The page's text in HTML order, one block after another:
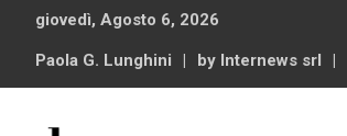
content
giovedì, Agosto 6, 2026
Paola G. Lunghini by Internews srl